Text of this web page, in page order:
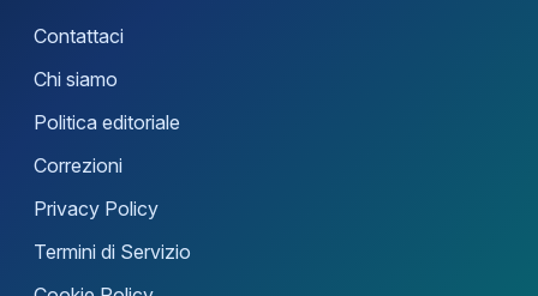
Contattaci
Chi siamo
Politica editoriale
Correzioni
Privacy Policy
Termini di Servizio